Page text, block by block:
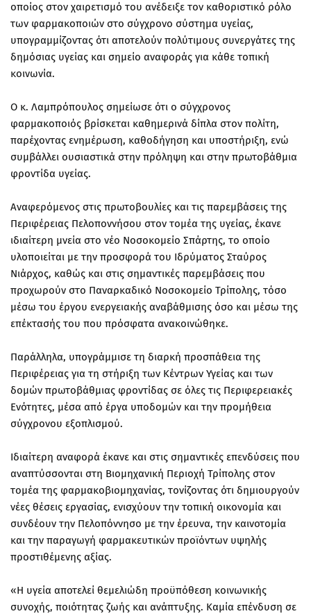
οποίος στον χαιρετισμό του ανέδειξε τον καθοριστικό ρόλο
των φαρμακοποιών στο σύγχρονο σύστημα υγείας,
υπογραμμίζοντας ότι αποτελούν πολύτιμους συνεργάτες της
δημόσιας υγείας και σημείο αναφοράς για κάθε τοπική
κοινωνία.
Ο κ. Λαμπρόπουλος σημείωσε ότι ο σύγχρονος
φαρμακοποιός βρίσκεται καθημερινά δίπλα στον πολίτη,
παρέχοντας ενημέρωση, καθοδήγηση και υποστήριξη, ενώ
συμβάλλει ουσιαστικά στην πρόληψη και στην πρωτοβάθμια
φροντίδα υγείας.
Αναφερόμενος στις πρωτοβουλίες και τις παρεμβάσεις της
Περιφέρειας Πελοποννήσου στον τομέα της υγείας, έκανε
ιδιαίτερη μνεία στο νέο Νοσοκομείο Σπάρτης, το οποίο
υλοποιείται με την προσφορά του Ιδρύματος Σταύρος
Νιάρχος, καθώς και στις σημαντικές παρεμβάσεις που
προχωρούν στο Παναρκαδικό Νοσοκομείο Τρίπολης, τόσο
μέσω του έργου ενεργειακής αναβάθμισης όσο και μέσω της
επέκτασής του που πρόσφατα ανακοινώθηκε.
Παράλληλα, υπογράμμισε τη διαρκή προσπάθεια της
Περιφέρειας για τη στήριξη των Κέντρων Υγείας και των
δομών πρωτοβάθμιας φροντίδας σε όλες τις Περιφερειακές
Ενότητες, μέσα από έργα υποδομών και την προμήθεια
σύγχρονου εξοπλισμού.
Ιδιαίτερη αναφορά έκανε και στις σημαντικές επενδύσεις που
αναπτύσσονται στη Βιομηχανική Περιοχή Τρίπολης στον
τομέα της φαρμακοβιομηχανίας, τονίζοντας ότι δημιουργούν
νέες θέσεις εργασίας, ενισχύουν την τοπική οικονομία και
συνδέουν την Πελοπόννησο με την έρευνα, την καινοτομία
και την παραγωγή φαρμακευτικών προϊόντων υψηλής
προστιθέμενης αξίας.
«Η υγεία αποτελεί θεμελιώδη προϋπόθεση κοινωνικής
συνοχής, ποιότητας ζωής και ανάπτυξης. Καμία επένδυση σε